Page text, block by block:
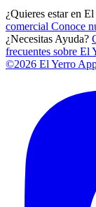
¿Quieres estar en
comercial Conoce
¿Necesitas Ayuda?
frecuentes sobre El
©2026 El Yerro